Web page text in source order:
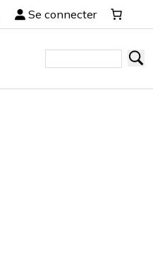
Se connecter